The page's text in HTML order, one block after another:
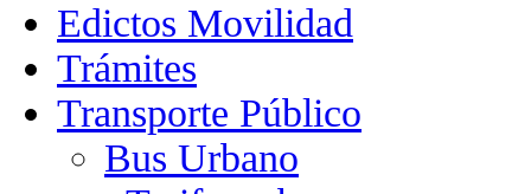
Edictos Movilidad
Trámites
Transporte Público
Bus Urbano